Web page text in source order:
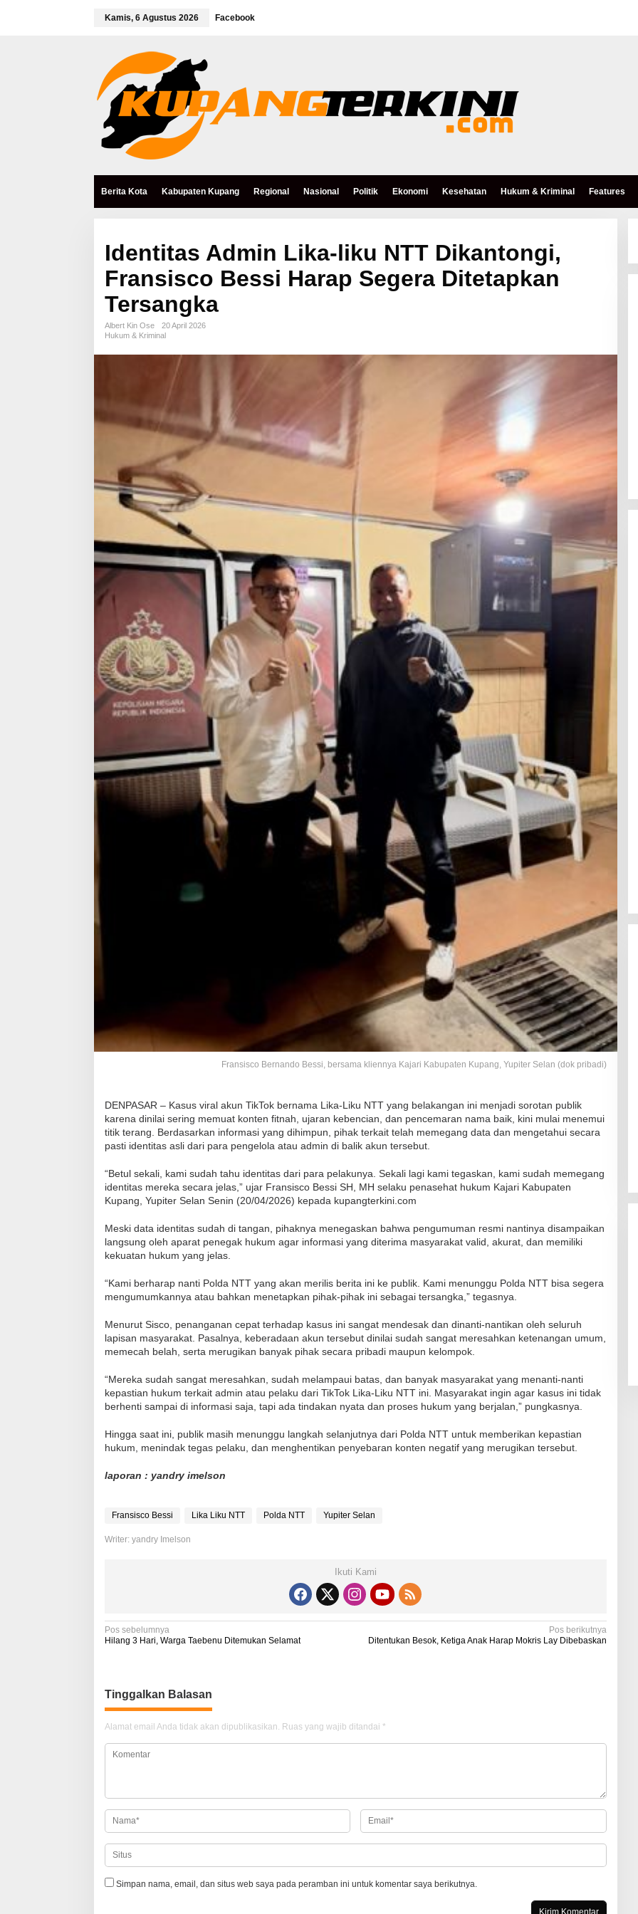
Kamis, 6 Agustus 2026 Facebook
Berita Kota Kabupaten Kupang Regional Nasional Politik Ekonomi Kesehatan Hukum & Kriminal Features
Identitas Admin Lika-liku NTT Dikantongi,
Fransisco Bessi Harap Segera Ditetapkan
Tersangka
Albert Kin Ose
20 April 2026
Hukum & Kriminal
Fransisco Bernando Bessi, bersama kliennya Kajari Kabupaten Kupang, Yupiter Selan (dok pribadi)
DENPASAR – Kasus viral akun TikTok bernama Lika-Liku NTT yang belakangan ini menjadi sorotan publik
karena dinilai sering memuat konten fitnah, ujaran kebencian, dan pencemaran nama baik, kini mulai menemui
titik terang. Berdasarkan informasi yang dihimpun, pihak terkait telah memegang data dan mengetahui secara
pasti identitas asli dari para pengelola atau admin di balik akun tersebut.
“Betul sekali, kami sudah tahu identitas dari para pelakunya. Sekali lagi kami tegaskan, kami sudah memegang
identitas mereka secara jelas,” ujar Fransisco Bessi SH, MH selaku penasehat hukum Kajari Kabupaten
Kupang, Yupiter Selan Senin (20/04/2026) kepada kupangterkini.com
Meski data identitas sudah di tangan, pihaknya menegaskan bahwa pengumuman resmi nantinya disampaikan
langsung oleh aparat penegak hukum agar informasi yang diterima masyarakat valid, akurat, dan memiliki
kekuatan hukum yang jelas.
“Kami berharap nanti Polda NTT yang akan merilis berita ini ke publik. Kami menunggu Polda NTT bisa segera
mengumumkannya atau bahkan menetapkan pihak-pihak ini sebagai tersangka,” tegasnya.
Menurut Sisco, penanganan cepat terhadap kasus ini sangat mendesak dan dinanti-nantikan oleh seluruh
lapisan masyarakat. Pasalnya, keberadaan akun tersebut dinilai sudah sangat meresahkan ketenangan umum,
memecah belah, serta merugikan banyak pihak secara pribadi maupun kelompok.
“Mereka sudah sangat meresahkan, sudah melampaui batas, dan banyak masyarakat yang menanti-nanti
kepastian hukum terkait admin atau pelaku dari TikTok Lika-Liku NTT ini. Masyarakat ingin agar kasus ini tidak
berhenti sampai di informasi saja, tapi ada tindakan nyata dan proses hukum yang berjalan,” pungkasnya.
Hingga saat ini, publik masih menunggu langkah selanjutnya dari Polda NTT untuk memberikan kepastian
hukum, menindak tegas pelaku, dan menghentikan penyebaran konten negatif yang merugikan tersebut.
laporan : yandry imelson
Fransisco Bessi Lika Liku NTT Polda NTT Yupiter Selan
Writer: yandry Imelson
Ikuti Kami
N
i
g
a
s
p
o
s
Pos sebelumnya
Hilang 3 Hari, Warga Taebenu Ditemukan Selamat
Pos berikutnya
Ditentukan Besok, Ketiga Anak Harap Mokris Lay Dibebaskan
Tinggalkan Balasan
Alamat email Anda tidak akan dipublikasikan. Ruas yang wajib ditandai *
Simpan nama, email, dan situs web saya pada peramban ini untuk komentar saya berikutnya.
RSUD Naibonat Musnahkan Obat
Kadaluarsa